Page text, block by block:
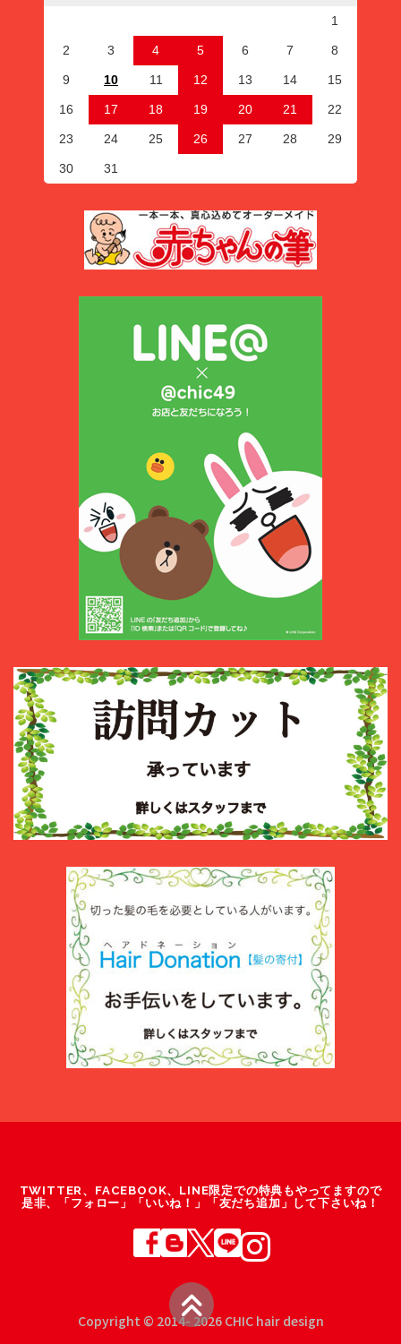
1
2 3 4 5 6 7 8
9 10 11 12 13 14 15
16 17 18 19 20 21 22
23 24 25 26 27 28 29
30 31
TWITTER、FACEBOOK、LINE限定での特典もやってますので
是非、「フォロー」「いいね！」「友だち追加」して下さいね！
Copyright © 2014- 2026 CHIC hair design